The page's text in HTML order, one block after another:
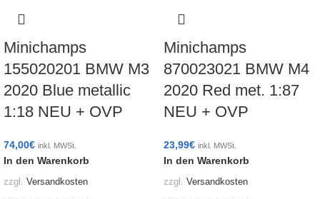
Minichamps
155020201 BMW M3
2020 Blue metallic
1:18 NEU + OVP
74,00€ inkl. MWSt.
In den Warenkorb
zzgl. Versandkosten
Minichamps
870023021 BMW M4
2020 Red met. 1:87
NEU + OVP
23,99€ inkl. MWSt.
In den Warenkorb
zzgl. Versandkosten